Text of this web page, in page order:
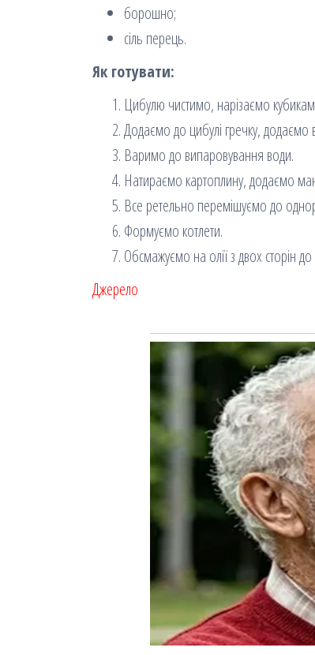
борошно;
сіль перець.
Як готувати:
Цибулю чистимо, нарізаємо
Додаємо до цибулі гречку, додаємо
Варимо до випаровування води.
Натираємо картоплину, додаємо
Все ретельно перемішуємо до
Формуємо котлети.
Обсмажуємо на олії з двох сторін
Джерело